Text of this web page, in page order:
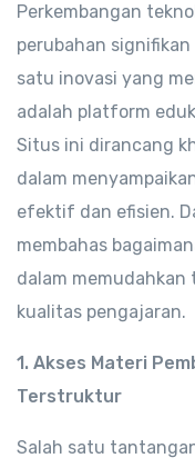
Perkembangan
perubahan
satu inovasi yang
adalah platform
Situs ini dirancang
dalam
efektif dan efisien.
membahas
dalam
kualitas pengajaran.
1. Akses Materi
Terstruktur
Salah satu